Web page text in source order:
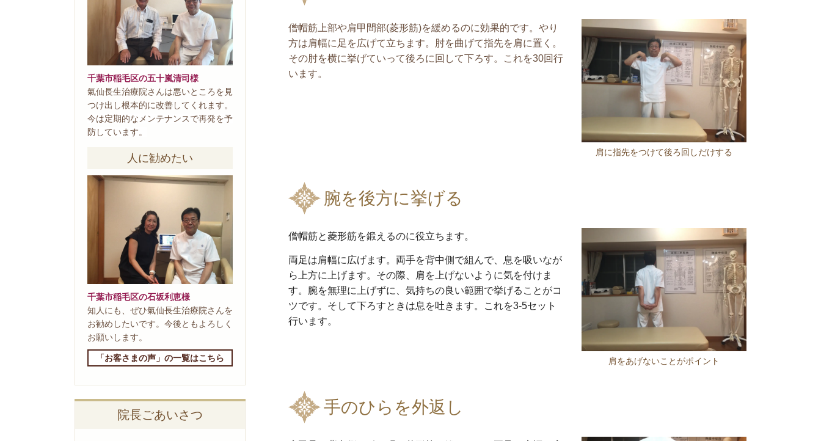
肩に指先をつけて後ろ回しだけする
僧帽筋上部や肩甲間部(菱形筋)を緩めるのに効果的です。やり
方は肩幅に足を広げて立ちます。肘を曲げて指先を肩に置く。
その肘を横に挙げていって後ろに回して下ろす。これを30回行
います。
腕を後方に挙げる
肩をあげないことがポイント
僧帽筋と菱形筋を鍛えるのに役立ちます。
両足は肩幅に広げます。両手を背中側で組んで、息を吸いなが
ら上方に上げます。その際、肩を上げないように気を付けま
す。腕を無理に上げずに、気持ちの良い範囲で挙げることがコ
ツです。そして下ろすときは息を吐きます。これを3-5セット
行います。
手のひらを外返し
千葉市稲毛区の五十嵐清司様
氣仙長生治療院さんは悪いところを見
つけ出し根本的に改善してくれます。
今は定期的なメンテナンスで再発を予
防しています。
人に勧めたい
千葉市稲毛区の石坂利恵様
知人にも、ぜひ氣仙長生治療院さんを
お勧めしたいです。今後ともよろしく
お願いします。
「お客さまの声」の一覧はこちら
院長ごあいさつ